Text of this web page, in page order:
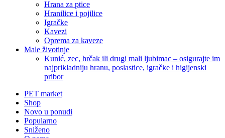
Hrana za ptice
Hranilice i pojilice
Igračke
Kavezi
Oprema za kaveze
Male životinje
Kunić, zec, hrčak ili drugi mali ljubimac – osigurajte im
najprikladniju hranu, poslastice, igračke i higijenski
pribor
PET market
Shop
Novo u ponudi
Popularno
Sniženo